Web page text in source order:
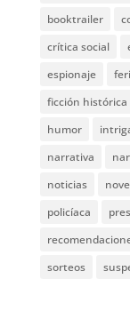
booktrailer
crítica social
espionaje
ficción histórica
humor
narrativa
noticias
policíaca
sorteos